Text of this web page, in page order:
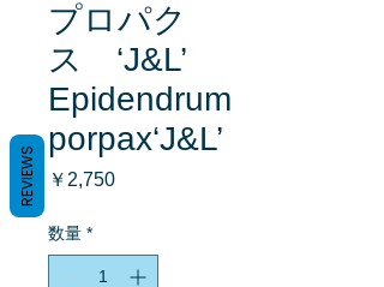
プロパク
ス ‘J&L’
Epidendrum
porpax‘J&L’
￥2,750価
数量 *
REVIEWS